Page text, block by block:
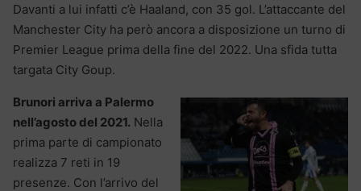
Davanti a lui infatti c’è Haaland, con 35 gol. L’attaccante del
Manchester City ha però ancora a disposizione un turno di
Premier League prima della fine del 2022. Una sfida tutta
targata City Goup.
Brunori arriva a Palermo
nell’agosto del 2021. Nella
prima parte di campionato
realizza 7 reti in 19
presenze. Con l’arrivo del